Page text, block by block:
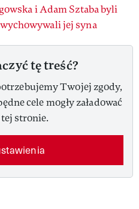
i Adam Sztaba byli
wychowywali jej syna
tę treść?
Twojej zgody,
cele mogły załadować
stronie.